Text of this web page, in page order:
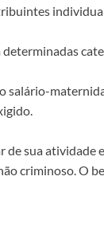
salário-
sua atividade
criminoso. O